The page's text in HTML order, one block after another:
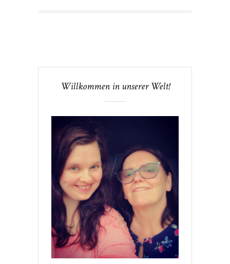
Willkommen in unserer Welt!